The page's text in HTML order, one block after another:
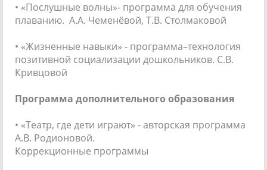
• «Послушные волны»- программа для обучения
плаванию. А.А. Чеменёвой, Т.В. Столмаковой
• «Жизненные навыки» - программа–технология
позитивной социализации дошкольников. С.В.
Кривцовой
Программа дополнительного образования
• «Театр, где дети играют» - авторская программа
А.В. Родионовой.
Коррекционные программы